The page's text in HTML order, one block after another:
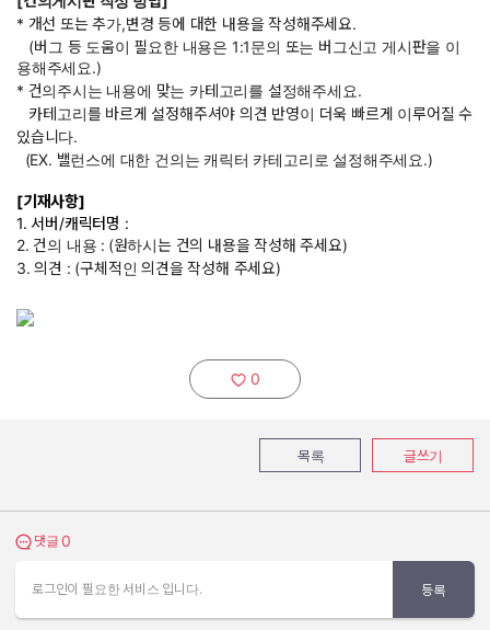
* 개선 또는 추가,변경 등에 대한 내용을 작성해주세요.
(버그 등 도움이 필요한 내용은 1:1문의 또는 버그신고 게시판을 이
용해주세요.)
* 건의주시는 내용에 맞는 카테고리를 설정해주세요.
카테고리를 바르게 설정해주셔야 의견 반영이 더욱 빠르게 이루어질 수
있습니다.
(EX. 밸런스에 대한 건의는 캐릭터 카테고리로 설정해주세요.)
[기재사항]
1. 서버/캐릭터명 :
2. 건의 내용 : (원하시는 건의 내용을 작성해 주세요)
3. 의견 : (구체적인 의견을 작성해 주세요)
추천하기:
0
목록 글쓰기
댓글 보기
댓글 0
로그인이 필요한 서비스 입니다. 등록